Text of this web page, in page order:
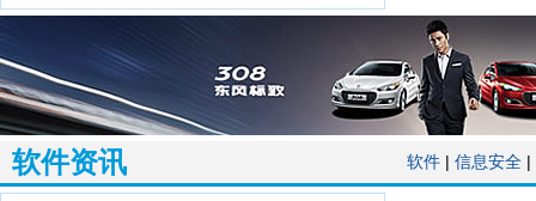
数字
软件资讯 软件 | 信息安全 |